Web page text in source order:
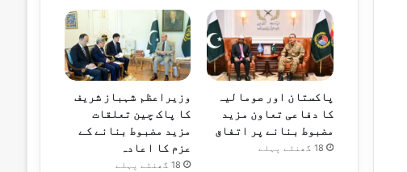
پاکستان اور صومالیہ
کا دفاعی تعاون مزید
مضبوط بنانے پر اتفاق
18 گھنٹے پہلے
وزیراعظم شہباز شریف
کا پاک چین تعلقات
مزید مضبوط بنانے کے
عزم کا اعادہ
18 گھنٹے پہلے